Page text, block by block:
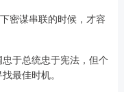
密谋串联的时候，才容
于总统忠于宪法，但个
最佳时机。